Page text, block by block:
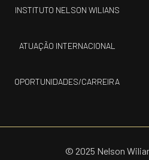
INSTITUTO NELSON WILIANS
ATUAÇÃO INTERNACIONAL
OPORTUNIDADES/CARREIRA
© 2025 Nelson